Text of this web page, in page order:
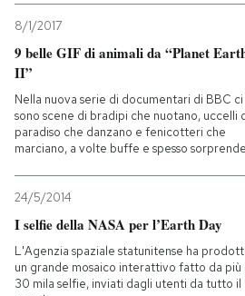
8/1/2017
9 belle GIF di animali da “Planet
II”
Nella nuova serie di documentari di BBC ci
sono scene di bradipi che nuotano, uccelli
paradiso che danzano e fenicotteri che
marciano, a volte buffe e spesso
24/5/2014
I selfie della NASA per l’Earth Day
L'Agenzia spaziale statunitense ha
un grande mosaico interattivo fatto da più
30 mila selfie, inviati dagli utenti da tutto il